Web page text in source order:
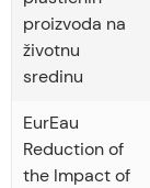
proizvoda na
životnu
sredinu
EurEau
Reduction of
the Impact of